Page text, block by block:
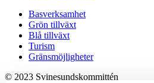
Basverksamhet
Grön tillväxt
Blå tillväxt
Turism
Gränsmöjligheter
© 2023 Svinesundskommittén